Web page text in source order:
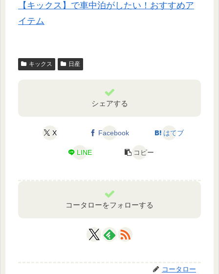
【キックス】で車中泊がしたい！おすすめア
イテム
キックス 日産
シェアする
X Facebook はてブ
LINE コピー
コータローをフォローする
コータロー